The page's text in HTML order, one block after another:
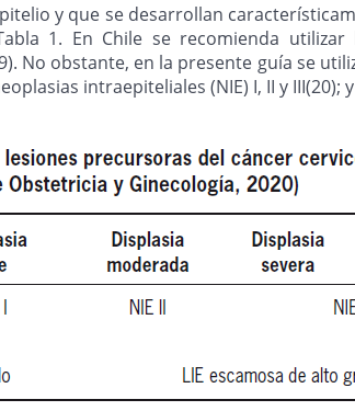
y que se desarrollan
1. En Chile se recomienda
No obstante, en la presente guía se
intraepiteliales (NIE) I, II y III(20);